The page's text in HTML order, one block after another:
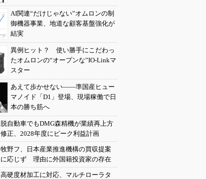
AI関連“だけじゃない”オムロンの制
御機器事業、地道な顧客基盤強化が
結実
異例ヒット？ 使い勝手にこだわっ
たオムロンの“オープンな”IO-Linkマ
スター
あえて歩かせない――準国産ヒュー
マノイド「D1」登場、現場稼働で日
本の勝ち筋へ
脱自動車でもDMG森精機が業績再上方
修正、2028年度にピーク利益計画
牧野フ、日本産業推進機構の買収提案
に応じず 理由に外国籍投資家の存在
高硬度材加工に対応、マルチローラタ